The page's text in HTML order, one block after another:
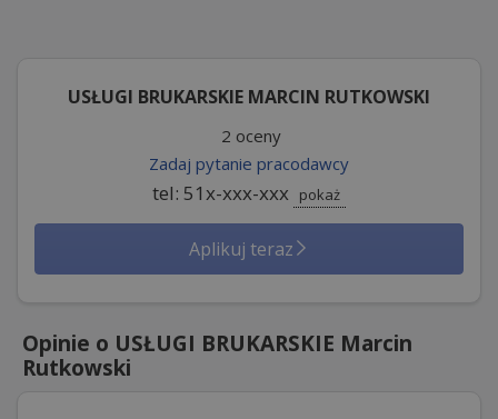
USŁUGI BRUKARSKIE MARCIN RUTKOWSKI
2 oceny
Zadaj pytanie pracodawcy
tel: 51x-xxx-xxx pokaż
Aplikuj teraz
Opinie o USŁUGI BRUKARSKIE Marcin
Rutkowski